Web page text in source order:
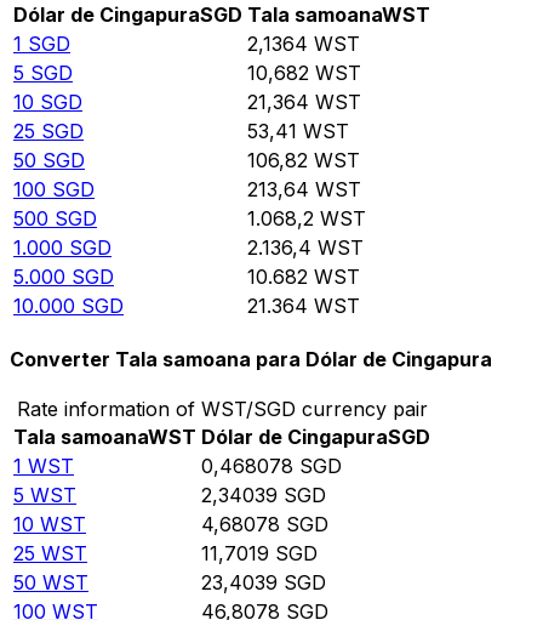
Dólar de CingapuraSGD Tala samoanaWST
1 SGD 2,1364 WST
5 SGD 10,682 WST
10 SGD 21,364 WST
25 SGD 53,41 WST
50 SGD 106,82 WST
100 SGD 213,64 WST
500 SGD 1.068,2 WST
1.000 SGD 2.136,4 WST
5.000 SGD 10.682 WST
10.000 SGD 21.364 WST
Converter Tala samoana para Dólar de Cingapura
Rate information of WST/SGD currency pair
Tala samoanaWST Dólar de CingapuraSGD
1 WST 0,468078 SGD
5 WST 2,34039 SGD
10 WST 4,68078 SGD
25 WST 11,7019 SGD
50 WST 23,4039 SGD
100 WST 46,8078 SGD